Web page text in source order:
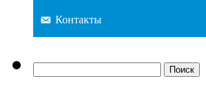
Контакты